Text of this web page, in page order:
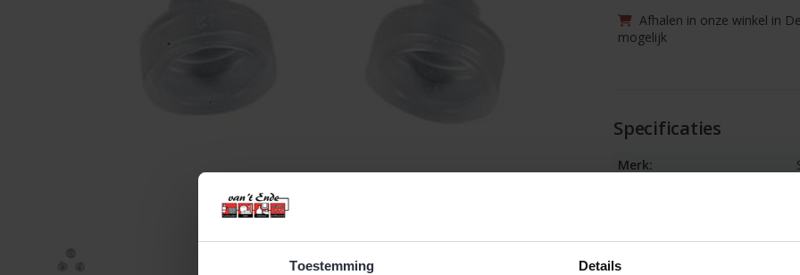
Toestemming Details
Afhalen in onze winkel in
mogelijk
Specificaties
Merk:
Beschikbaarheid: